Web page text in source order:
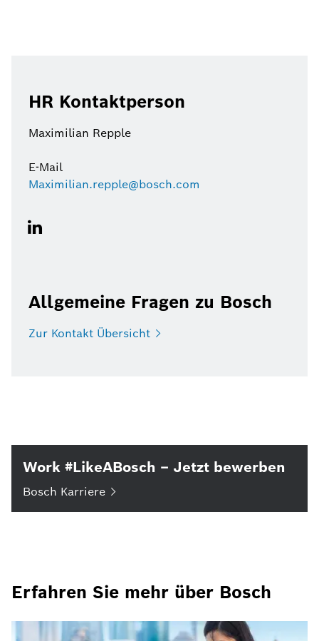
HR Kontaktperson
Maximilian Repple
E-Mail
Maximilian.repple@bosch.com
Allgemeine Fragen zu Bosch
Zur Kontakt Übersicht
Work #LikeABosch – Jetzt bewerben
Bosch Karriere
Erfahren Sie mehr über Bosch